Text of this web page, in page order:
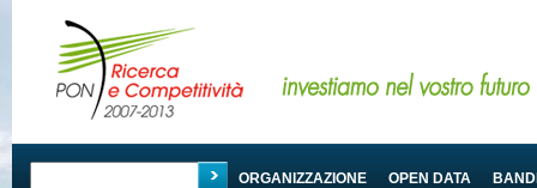
PROGRAMMA ORGANIZZAZIONE OPEN DATA